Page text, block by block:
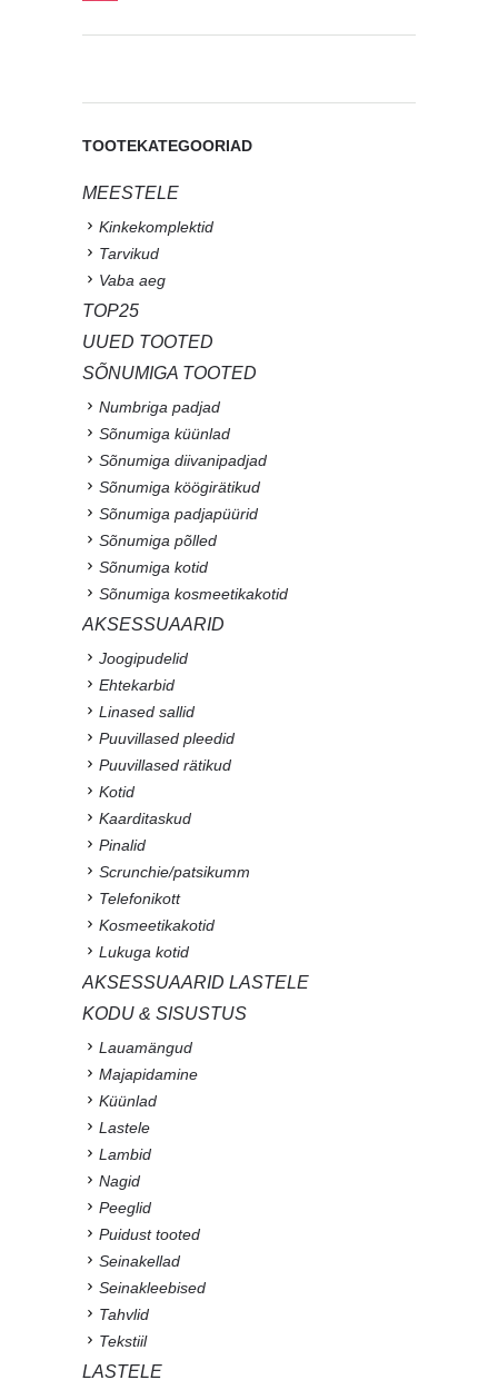
TOOTEKATEGOORIAD
MEESTELE
Kinkekomplektid
Tarvikud
Vaba aeg
TOP25
UUED TOOTED
SÕNUMIGA TOOTED
Numbriga padjad
Sõnumiga küünlad
Sõnumiga diivanipadjad
Sõnumiga köögirätikud
Sõnumiga padjapüürid
Sõnumiga põlled
Sõnumiga kotid
Sõnumiga kosmeetikakotid
AKSESSUAARID
Joogipudelid
Ehtekarbid
Linased sallid
Puuvillased pleedid
Puuvillased rätikud
Kotid
Kaarditaskud
Pinalid
Scrunchie/patsikumm
Telefonikott
Kosmeetikakotid
Lukuga kotid
AKSESSUAARID LASTELE
KODU & SISUSTUS
Lauamängud
Majapidamine
Küünlad
Lastele
Lambid
Nagid
Peeglid
Puidust tooted
Seinakellad
Seinakleebised
Tahvlid
Tekstiil
LASTELE